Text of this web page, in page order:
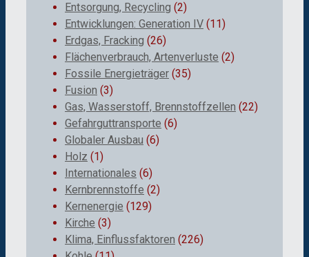
Entsorgung, Recycling (2)
Entwicklungen: Generation IV (11)
Erdgas, Fracking (26)
Flächenverbrauch, Artenverluste (2)
Fossile Energieträger (35)
Fusion (3)
Gas, Wasserstoff, Brennstoffzellen (22)
Gefahrguttransporte (6)
Globaler Ausbau (6)
Holz (1)
Internationales (6)
Kernbrennstoffe (2)
Kernenergie (129)
Kirche (3)
Klima, Einflussfaktoren (226)